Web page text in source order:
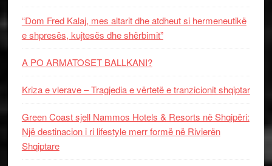
“Dom Fred Kalaj, mes altarit dhe atdheut si hermeneutikë
e shpresës, kujtesës dhe shërbimit”
A PO ARMATOSET BALLKANI?
Kriza e vlerave – Tragjedia e vërtetë e tranzicionit shqiptar
Green Coast sjell Nammos Hotels & Resorts në Shqipëri:
Një destinacion i ri lifestyle merr formë në Rivierën
Shqiptare